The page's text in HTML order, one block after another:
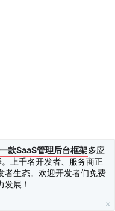
款SaaS管理后台框架多应
上千名开发者、服务商正
者生态。欢迎开发者们免费
发展！